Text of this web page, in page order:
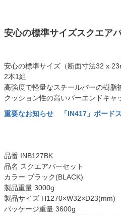
安心の標準サイズスクエア
安心の標準サイズ（断面寸法32 x
2本1組
高強度で軽量なスチールバーの樹脂
クッション性の高いバーエンドキャ
重要なお知らせ 「IN417」ボード
品番 INB127BK
品名 スクエアバーセット
カラー ブラック(BLACK)
製品重量 3000g
製品サイズ H1270×W32×D23(mm)
パッケージ重量 3600g